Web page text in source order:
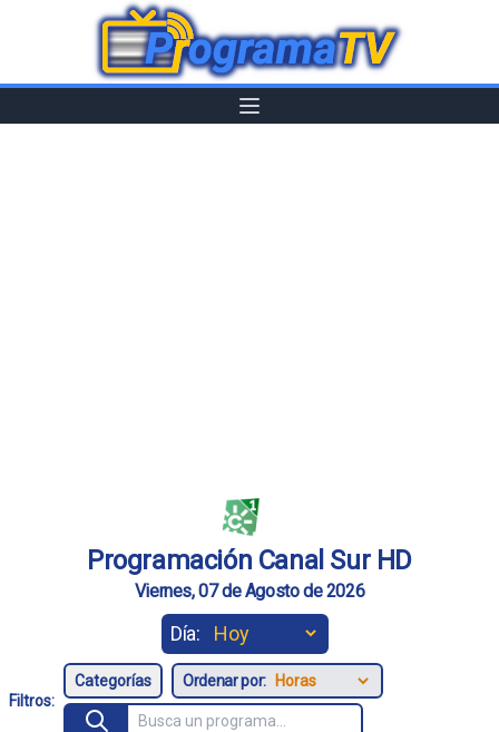
Programación Canal Sur HD
Viernes, 07 de Agosto de 2026
Día:
Filtros:
Ordenar por: